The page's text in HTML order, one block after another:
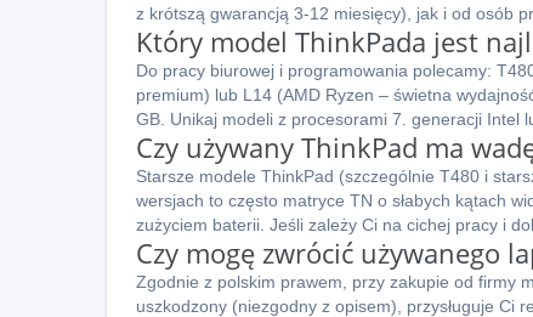
z krótszą gwarancją 3-12 miesięcy), jak i od osób
Który model ThinkPada jest
Do pracy biurowej i programowania polecamy:
premium) lub L14 (AMD Ryzen – świetna
GB. Unikaj modeli z procesorami 7. generacji Intel
Czy używany ThinkPad ma
Starsze modele ThinkPad (szczególnie T480 i
wersjach to często matryce TN o słabych kątach
zużyciem baterii. Jeśli zależy Ci na cichej pracy i
Czy mogę zwrócić używanego
Zgodnie z polskim prawem, przy zakupie od firmy
uszkodzony (niezgodny z opisem), przysługuje Ci